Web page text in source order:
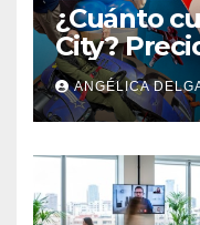
¿Cuánto
City?
ANGÉLICA